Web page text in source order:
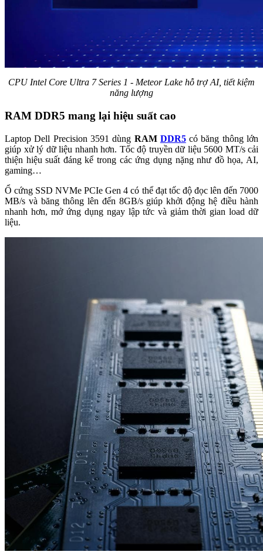
CPU Intel Core Ultra 7 Series 1 - Meteor Lake hỗ trợ AI, tiết kiệm
năng lượng
RAM DDR5 mang lại hiệu suất cao
Laptop Dell Precision 3591 dùng RAM DDR5có băng thông lớn
giúp xử lý dữ liệu nhanh hơn. Tốc độ truyền dữ liệu 5600 MT/s cải
thiện hiệu suất đáng kể trong các ứng dụng nặng như đồ họa, AI,
gaming…
Ổ cứng SSD NVMe PCIe Gen 4 có thể đạt tốc độ đọc lên đến 7000
MB/s và băng thông lên đến 8GB/s giúp khởi động hệ điều hành
nhanh hơn, mở ứng dụng ngay lập tức và giảm thời gian load dữ
liệu.